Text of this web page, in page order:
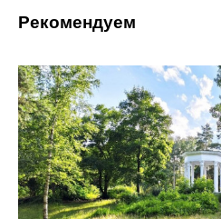
Рекомендуем